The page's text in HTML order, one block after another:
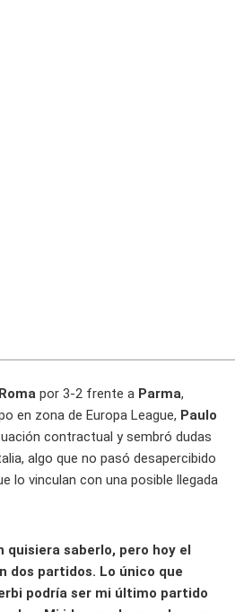
Roma por 3-2 frente a Parma,
en zona de Europa League, Paulo
contractual y sembró dudas
algo que no pasó desapercibido
lo vinculan con una posible llegada
quisiera saberlo, pero hoy el
dos partidos. Lo único que
podría ser mi último partido